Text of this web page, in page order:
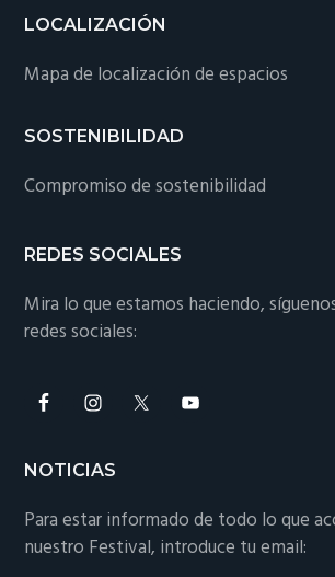
LOCALIZACIÓN
Mapa de localización de espacios
SOSTENIBILIDAD
Compromiso de sostenibilidad
REDES SOCIALES
Mira lo que estamos haciendo,
redes sociales:
NOTICIAS
Para estar informado de todo lo que
nuestro Festival, introduce tu email: